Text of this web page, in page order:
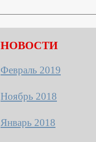
НОВОСТИ
Февраль 2019
Ноябрь 2018
Январь 2018